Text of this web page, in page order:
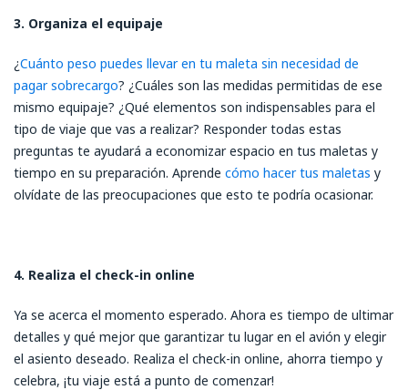
3. Organiza el equipaje
¿Cuánto peso puedes llevar en tu maleta sin necesidad de
pagar sobrecargo? ¿Cuáles son las medidas permitidas de ese
mismo equipaje? ¿Qué elementos son indispensables para el
tipo de viaje que vas a realizar? Responder todas estas
preguntas te ayudará a economizar espacio en tus maletas y
tiempo en su preparación. Aprende cómo hacer tus maletas y
olvídate de las preocupaciones que esto te podría ocasionar.
4. Realiza el check-in online
Ya se acerca el momento esperado. Ahora es tiempo de ultimar
detalles y qué mejor que garantizar tu lugar en el avión y elegir
el asiento deseado. Realiza el check-in online, ahorra tiempo y
celebra, ¡tu viaje está a punto de comenzar!